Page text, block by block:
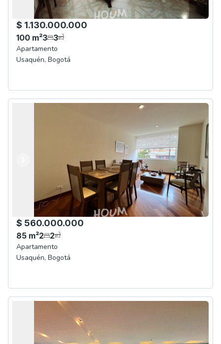
$ 1.130.000.000
100 m²3 3
Apartamento
Usaquén, Bogotá
$ 560.000.000
85 m²2 2
Apartamento
Usaquén, Bogotá